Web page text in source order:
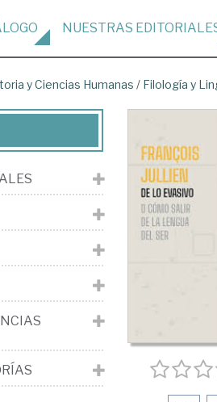
NUESTRAS
y Ciencias Humanas / Filología y